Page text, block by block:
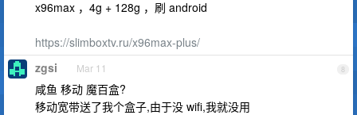
x96max ，4g + 128g ，刷 android
https://slimboxtv.ru/x96max-plus/
8
zgsi Mar 11
咸鱼 移动 魔百盒?
移动宽带送了我个盒子,由于没 wifi,我就没用